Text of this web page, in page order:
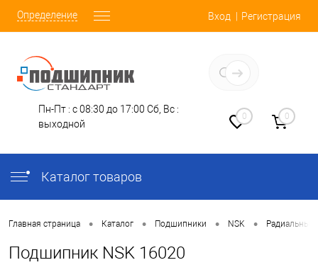
Определение Вход Регистрация
Пн-Пт : с 08:30 до 17:00 Сб, Вс :
выходной
0 0
Каталог товаров
Главная страница • Каталог • Подшипники • NSK •
Подшипник NSK 16020